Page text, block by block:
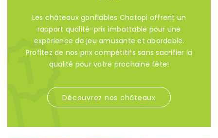
Les châteaux gonflables Chatopi offrent un
rapport qualité-prix imbattable pour une
expérience de jeu amusante et abordable.
Profitez de nos prix compétitifs sans sacrifier la
qualité pour votre prochaine fête!
Découvrez nos châteaux